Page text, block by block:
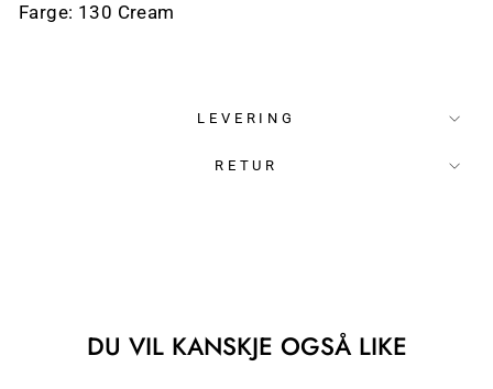
Farge: 130 Cream
LEVERING
RETUR
DU VIL KANSKJE OGSÅ LIKE